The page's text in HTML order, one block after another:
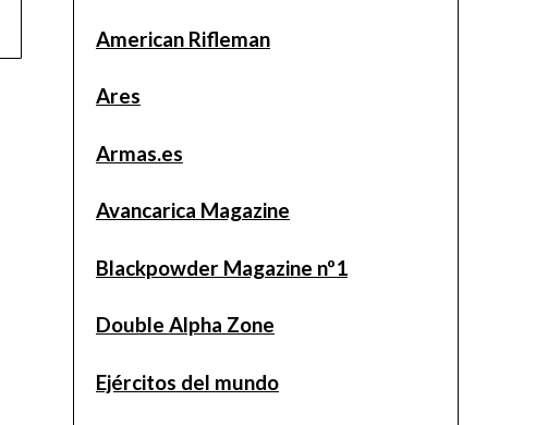
American Rifleman
Ares
Armas.es
Avancarica Magazine
Blackpowder Magazine nº1
Double Alpha Zone
Ejércitos del mundo